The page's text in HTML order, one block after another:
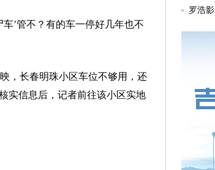
’管不？有的车一停好几年也不
长春明珠小区车位不够用，还
实信息后，记者前往该小区实地